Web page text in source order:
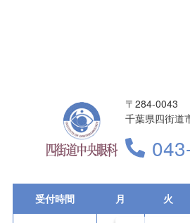
〒284-0043
千葉県四街道
受付時間 月 火